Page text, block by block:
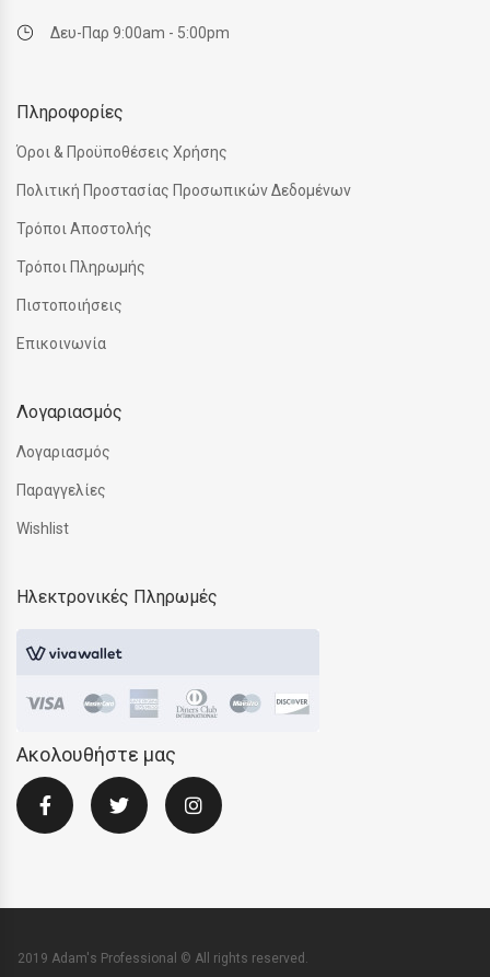
Δευ-Παρ 9:00am - 5:00pm
Πληροφορίες
Όροι & Προϋποθέσεις Χρήσης
Πολιτική Προστασίας Προσωπικών Δεδομένων
Τρόποι Αποστολής
Τρόποι Πληρωμής
Πιστοποιήσεις
Επικοινωνία
Λογαριασμός
Λογαριασμός
Παραγγελίες
Wishlist
Ηλεκτρονικές Πληρωμές
Ακολουθήστε μας
2019 Adam's Professional © All rights reserved.